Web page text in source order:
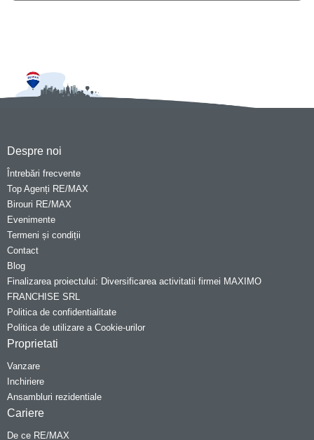
Despre noi
Întrebări frecvente
Top Agenți RE/MAX
Birouri RE/MAX
Evenimente
Termeni și condiții
Contact
Blog
Finalizarea proiectului: Diversificarea activitatii firmei MAXIMO
FRANCHISE SRL
Politica de confidentialitate
Politica de utilizare a Cookie-urilor
Proprietati
Vanzare
Inchiriere
Ansambluri rezidentiale
Cariere
De ce RE/MAX